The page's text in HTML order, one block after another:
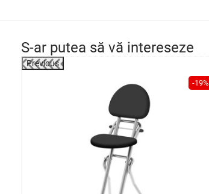
S-ar putea să vă intereseze
Previous
-19%